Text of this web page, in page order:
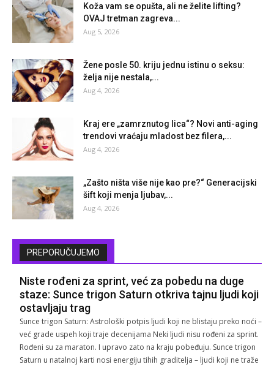
Koža vam se opušta, ali ne želite lifting?
OVAJ tretman zagreva...
Aug 5, 2026
Žene posle 50. kriju jednu istinu o seksu:
želja nije nestala,...
Aug 4, 2026
Kraj ere „zamrznutog lica“? Novi anti-aging
trendovi vraćaju mladost bez filera,...
Aug 4, 2026
„Zašto ništa više nije kao pre?“ Generacijski
šift koji menja ljubav,...
Aug 4, 2026
PREPORUČUJEMO
Niste rođeni za sprint, već za pobedu na duge
staze: Sunce trigon Saturn otkriva tajnu ljudi koji
ostavljaju trag
Sunce trigon Saturn: Astrološki potpis ljudi koji ne blistaju preko noći –
već grade uspeh koji traje decenijama Neki ljudi nisu rođeni za sprint.
Rođeni su za maraton. I upravo zato na kraju pobeđuju. Sunce trigon
Saturn u natalnoj karti nosi energiju tihih graditelja – ljudi koji ne traže